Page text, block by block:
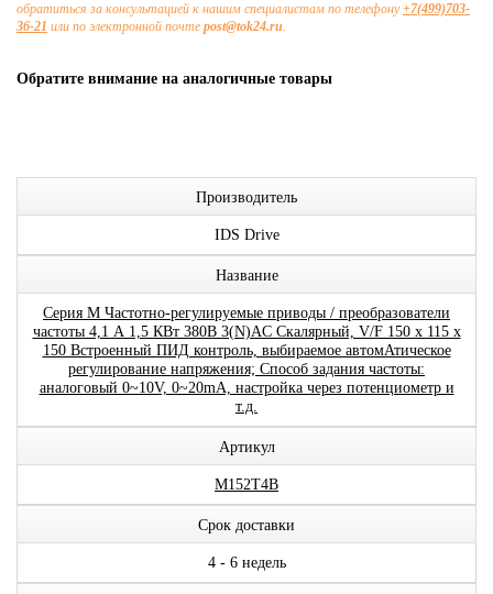
обратиться за консультацией к нашим специалистам по телефону+7(499)703-
36-21 или по электронной почте post@tok24.ru.
Обратите внимание на аналогичные товары
Производитель
IDS Drive
Название
Серия M Частотно-регулируемые приводы / преобразователи
частоты 4,1 А 1,5 КВт 380В 3(N)AC Скалярный, V/F 150 x 115 x
150 Встроенный ПИД контроль, выбираемое автомАтическое
регулирование напряжения; Способ задания частоты:
аналоговый 0~10V, 0~20mA, настройка через потенциометр и
т.д.
Артикул
M152T4B
Срок доставки
4 - 6 недель